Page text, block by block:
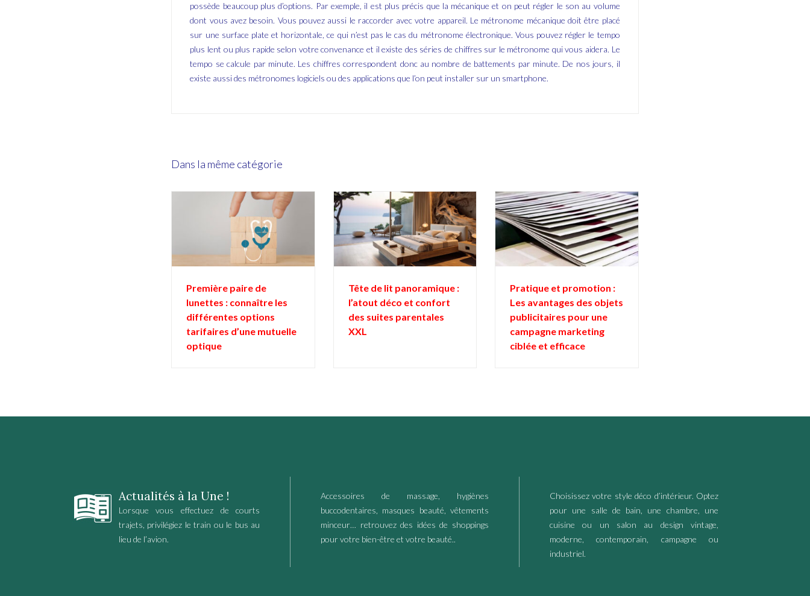
possède beaucoup plus d’options. Par exemple, il est plus précis que la mécanique et on peut régler le son au volume
dont vous avez besoin. Vous pouvez aussi le raccorder avec votre appareil. Le métronome mécanique doit être placé
sur une surface plate et horizontale, ce qui n’est pas le cas du métronome électronique. Vous pouvez régler le tempo
plus lent ou plus rapide selon votre convenance et il existe des séries de chiffres sur le métronome qui vous aidera. Le
tempo se calcule par minute. Les chiffres correspondent donc au nombre de battements par minute. De nos jours, il
existe aussi des métronomes logiciels ou des applications que l’on peut installer sur un smartphone.
Dans la même catégorie
Première paire de
lunettes : connaître les
différentes options
tarifaires d’une mutuelle
optique
Tête de lit panoramique :
l’atout déco et confort
des suites parentales
XXL
Pratique et promotion :
Les avantages des objets
publicitaires pour une
campagne marketing
ciblée et efficace
Actualités à la Une !
Lorsque vous effectuez de courts
trajets, privilégiez le train ou le bus au
lieu de l’avion.
Accessoires de massage, hygiènes
buccodentaires, masques beauté, vêtements
minceur… retrouvez des idées de shoppings
pour votre bien-être et votre beauté..
Choisissez votre style déco d’intérieur. Optez
pour une salle de bain, une chambre, une
cuisine ou un salon au design vintage,
moderne, contemporain, campagne ou
industriel.